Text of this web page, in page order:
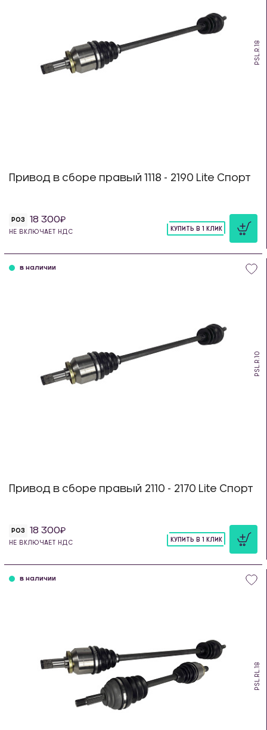
PSL.R.18
Привод в сборе правый 1118 - 2190 Lite Спорт
РОЗ 18 300
НЕ ВКЛЮЧАЕТ НДС
КУПИТЬ В 1 КЛИК
PSL.R.10
в наличии
Привод в сборе правый 2110 - 2170 Lite Спорт
РОЗ 18 300
НЕ ВКЛЮЧАЕТ НДС
КУПИТЬ В 1 КЛИК
PSL.RL.18
в наличии